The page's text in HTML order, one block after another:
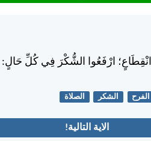
انْقِطَاعٍ؛ ارْفَعُوا الشُّكْرَ فِي كُلِّ
الفرح الشكر الصلاة
الاية التالية!